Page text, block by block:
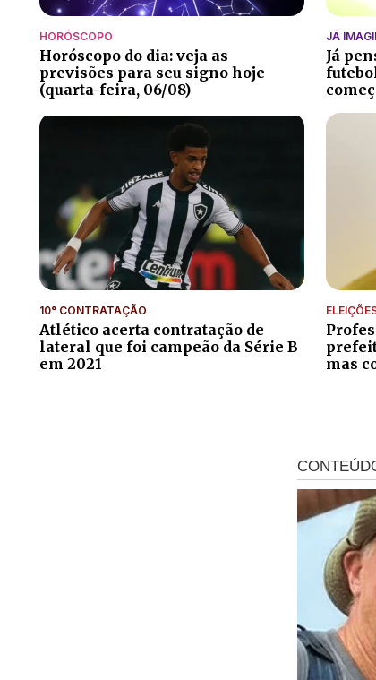
HORÓSCOPO
Horóscopo do dia: veja as
previsões para seu signo hoje
(quarta-feira, 06/08)
JÁ
Já
10° CONTRATAÇÃO
Atlético acerta contratação de
lateral que foi campeão da Série B
em 2021
mas